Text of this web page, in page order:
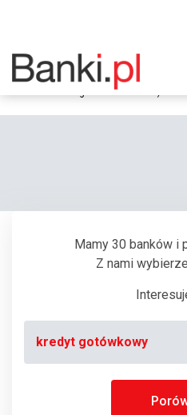
Strona główna
Bankomat Euronet, Gdynia, 10 Lutego
"Kwiatkowskiego" - Kiosk mBank)
Mamy 30 banków i
Z nami
kredyt gotówkowy